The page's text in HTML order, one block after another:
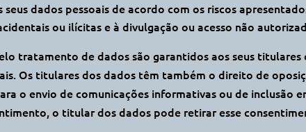
dados pessoais de acordo com os riscos
ou ilícitas e à divulgação ou acesso não
tratamento de dados são garantidos aos seus titulares
Os titulares dos dados têm também o direito de
o envio de comunicações informativas ou de inclusão
o titular dos dados pode retirar esse